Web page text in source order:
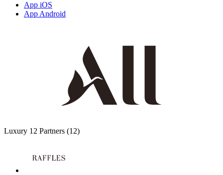
App iOS
App Android
Luxury 12 Partners (12)